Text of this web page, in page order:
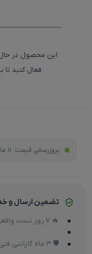
این محصول در حال
فعال کنید
بروزرسانی قیمت: 11 ماه پیش
تضمین ارسال و
🔥 7 روز تست واقعی با امکان تعویض یا ارتقا مدل
🛡 3 ماه گارانتی فنی معتبر و قابل پیگیری